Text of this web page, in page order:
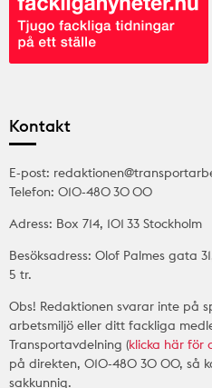
Kontakt
E-post:
Telefon: 010-480 30 00
Adress: Box 714, 101 33 Stockholm
Besöksadress: Olof Palmes gata
5 tr.
Obs! Redaktionen svarar inte på
arbetsmiljö eller ditt fackliga
Transportavdelning (klicka här
på direkten, 010-480 30 00, så
sakkunnig.